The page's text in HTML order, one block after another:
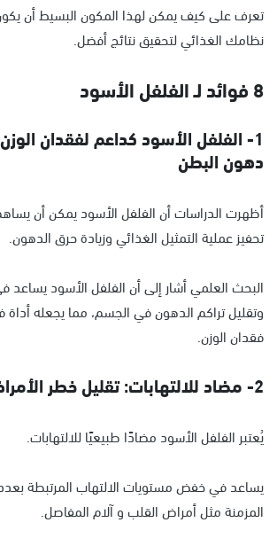
تعرف على كيف يمكن لهذا المكون البسيط أن
نظامك الغذائي لتحقيق نتائج أفضل.
8 فوائد لـ الفلفل الأسود
1- الفلفل الأسود كداعم لفقدان
دهون البطن
أظهرت الدراسات أن الفلفل الأسود يمكن أن
تحفيز عملية التمثيل الغذائي وزيادة حرق الدهون.
البحث العلمي أشار إلى أن الفلفل الأسود
وتقليل تراكم الدهون في الجسم، مما يجعله
فقدان الوزن.
2- مضاد للالتهابات: تقليل خطر الأمراض المزمنة
يُعتبر الفلفل الأسود مضادًا طبيعيًا للالتهابات.
يساعد في خفض مستويات الالتهاب المرتبطة
المزمنة مثل أمراض القلب و آلام المفاصل.